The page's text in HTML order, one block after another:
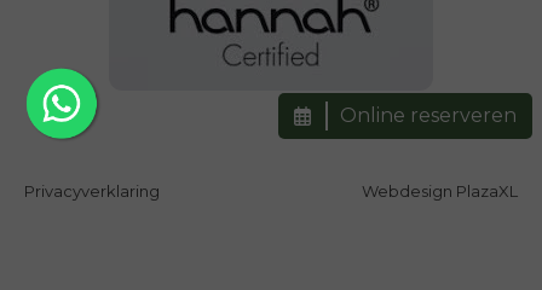
Online reserveren
Privacyverklaring Webdesign PlazaXL